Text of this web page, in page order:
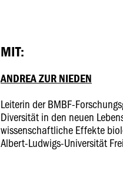
MIT:
ANDREA ZUR NIEDEN
Leiterin der BMBF-
Diversität in den neuen
wissenschaftliche Effekte
Albert-Ludwigs-Universität